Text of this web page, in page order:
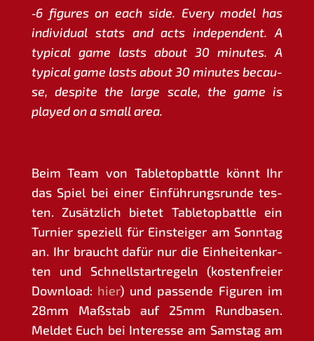
‑6 figu­res on each side. Every model has
indi­vi­du­al stats and acts inde­pen­dent. A
typi­cal game lasts about 30 minu­tes. A
typi­cal game lasts about 30 minu­tes becau­
se, despi­te the lar­ge sca­le, the game is
play­ed on a small area.
Beim Team von Table­top­batt­le könnt Ihr
das Spiel bei einer Ein­füh­rungs­run­de tes­
ten. Zusätz­lich bie­tet Table­top­batt­le ein
Tur­nier spe­zi­ell für Ein­stei­ger am Sonn­tag
an. Ihr braucht dafür nur die Ein­hei­ten­kar­
ten und Schnell­start­re­geln (kos­ten­frei­er
Down­load: hier) und pas­sen­de Figu­ren im
28mm Maß­stab auf 25mm Rund­ba­sen.
Mel­det Euch bei Inter­es­se am Sams­tag am